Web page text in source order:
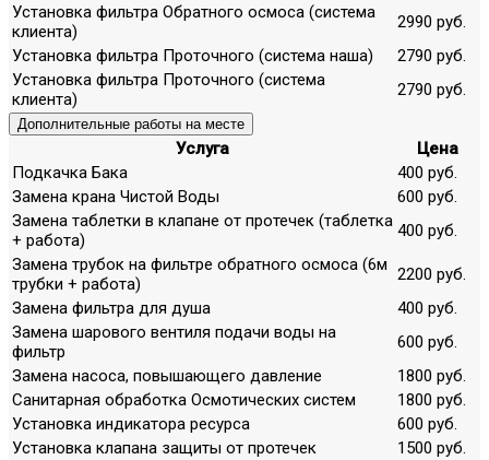
Установка фильтра Обратного осмоса (система
клиента)
2990 руб.
Установка фильтра Проточного (система наша)
2790 руб.
Установка фильтра Проточного (система
клиента)
2790 руб.
Дополнительные работы на месте
Услуга
Цена
Подкачка Бака
400 руб.
Замена крана Чистой Воды
600 руб.
Замена таблетки в клапане от протечек (таблетка
+ работа)
400 руб.
Замена трубок на фильтре обратного осмоса (6м
трубки + работа)
2200 руб.
Замена фильтра для душа
400 руб.
Замена шарового вентиля подачи воды на
фильтр
600 руб.
Замена насоса, повышающего давление
1800 руб.
Санитарная обработка Осмотических систем
1800 руб.
Установка индикатора ресурса
600 руб.
Установка клапана защиты от протечек
1500 руб.